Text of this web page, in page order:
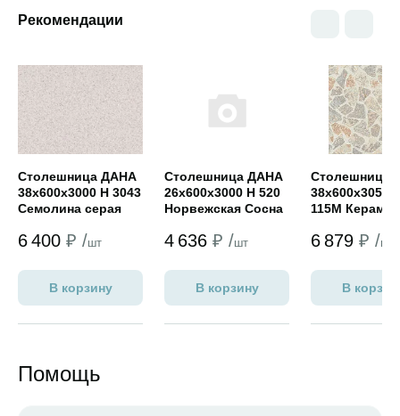
Рекомендации
Столешница ДАНА
38х600х3000 Н 3043
Семолина серая
6 400 ₽ /шт
В корзину
Столешница ДАНА
26х600х3000 Н 520
Норвежская Сосна
4 636 ₽ /шт
В корзину
Столешница
38х600х3050
115М
6 879 ₽ /шт
В
Помощь